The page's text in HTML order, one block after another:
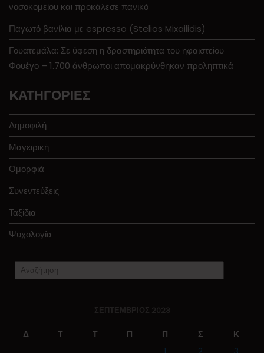
νοσοκομείου και προκάλεσε πανικό
Παγωτό βανίλια με espresso (Stelios Mixailidis)
Γουατεμάλα: Σε ύφεση η δραστηριότητα του ηφαιστείου
Φουέγο – 1.700 άνθρωποι απομακρύνθηκαν προληπτικά
KΑΤΗΓΟΡΊΕΣ
Δημοφιλή
Μαγειρική
Ομορφιά
Συνεντεύξεις
Ταξίδια
Ψυχολογία
ΣΕΠΤΈΜΒΡΙΟΣ 2023
Δ Τ Τ Π Π Σ
Κ